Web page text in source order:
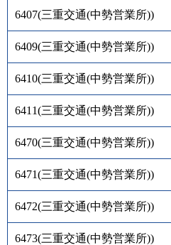
6407(三重交通(中勢営業所))
6409(三重交通(中勢営業所))
6410(三重交通(中勢営業所))
6411(三重交通(中勢営業所))
6470(三重交通(中勢営業所))
6471(三重交通(中勢営業所))
6472(三重交通(中勢営業所))
6473(三重交通(中勢営業所))